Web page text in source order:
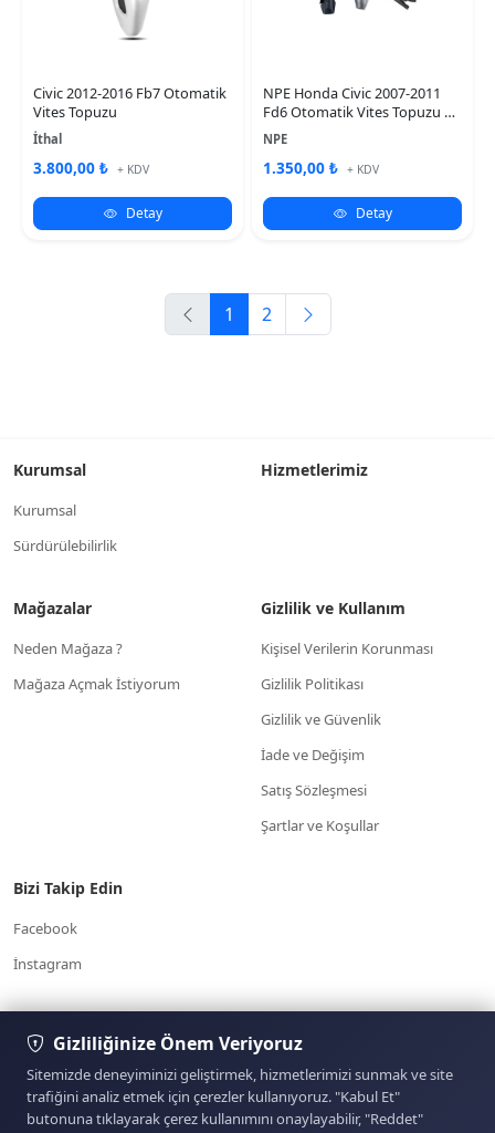
Civic 2012-2016 Fb7 Otomatik
Vites Topuzu
İthal
3.800,00 ₺ + KDV
Detay
NPE Honda Civic 2007-2011
Fd6 Otomatik Vites Topuzu ve
El Fren Kiti
NPE
1.350,00 ₺ + KDV
Detay
1 2
Kurumsal
Kurumsal
Sürdürülebilirlik
Hizmetlerimiz
Mağazalar
Neden Mağaza ?
Mağaza Açmak İstiyorum
Gizlilik ve Kullanım
Kişisel Verilerin Korunması
Gizlilik Politikası
Gizlilik ve Güvenlik
İade ve Değişim
Satış Sözleşmesi
Şartlar ve Koşullar
Bizi Takip Edin
Facebook
İnstagram
7/24 Müşteri
Hizmetleri
05354574303
Yardım Merkezi
www.otoparcabul.com/
Gizliliğinize Önem Veriyoruz
Sitemizde deneyiminizi geliştirmek, hizmetlerimizi sunmak ve site
trafiğini analiz etmek için çerezler kullanıyoruz. "Kabul Et"
butonuna tıklayarak çerez kullanımını onaylayabilir, "Reddet"